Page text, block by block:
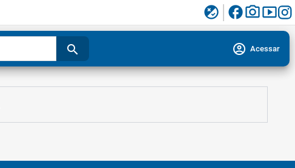
flaky facebookphoto_camerasmart_display
search account_circle Acessar